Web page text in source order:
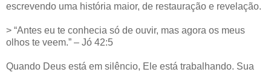
escrevendo uma história maior, de restauração e revelação.
> “Antes eu te conhecia só de ouvir, mas agora os meus
olhos te veem.” – Jó 42:5
Quando Deus está em silêncio, Ele está trabalhando. Sua